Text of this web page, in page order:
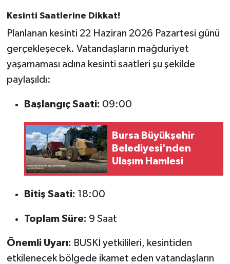
Kesinti Saatlerine Dikkat!
Planlanan kesinti 22 Haziran 2026 Pazartesi günü
gerçekleşecek. Vatandaşların mağduriyet
yaşamaması adına kesinti saatleri şu şekilde
paylaşıldı:
Başlangıç Saati: 09:00
Bursa Büyükşehir
Belediyesi'nden
Ulaşım Hamlesi
Bitiş Saati: 18:00
Toplam Süre: 9 Saat
Önemli Uyarı: BUSKİ yetkilileri, kesintiden
etkilenecek bölgede ikamet eden vatandaşların